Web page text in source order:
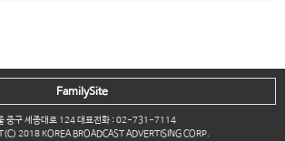
중구 세종대로 124 대표전화 : 02-731-7114
2018 KOREA BROADCAST ADVERTISING CORP.
FamilySite